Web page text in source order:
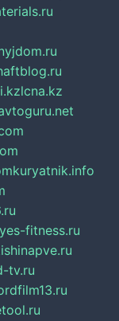
lcna.kz
kuryatnik.info
yes-fitness.ru
tv.ru